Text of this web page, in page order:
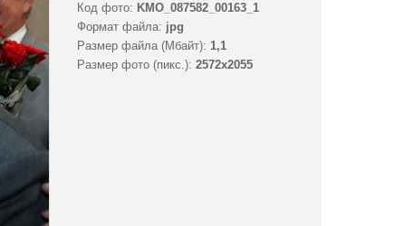
Код фото: KMO_087582_00163_1
Формат файла: jpg
Размер файла (Мбайт): 1,1
Размер фото (пикс.): 2572x2055